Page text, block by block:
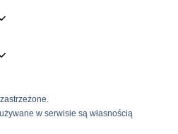
w serwisie są własnością